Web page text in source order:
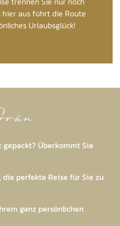
hier aus führt die Route
Urlaubsglück!